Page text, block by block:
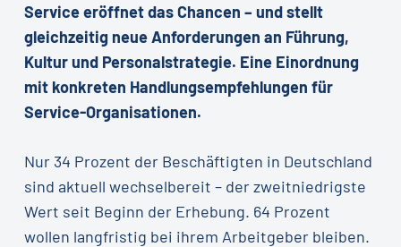
Service eröffnet das Chancen – und stellt
gleichzeitig neue Anforderungen an Führung,
Kultur und Personalstrategie. Eine Einordnung
mit konkreten Handlungsempfehlungen für
Service-Organisationen.
Nur 34 Prozent der Beschäftigten in Deutschland
sind aktuell wechselbereit – der zweitniedrigste
Wert seit Beginn der Erhebung. 64 Prozent
wollen langfristig bei ihrem Arbeitgeber bleiben.